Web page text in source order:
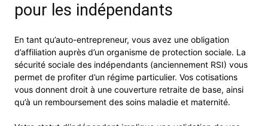
pour les indépendants
En tant qu’auto-entrepreneur, vous avez une obligation
d’affiliation auprès d’un organisme de protection sociale. La
sécurité sociale des indépendants (anciennement RSI) vous
permet de profiter d’un régime particulier. Vos cotisations
vous donnent droit à une couverture retraite de base, ainsi
qu’à un remboursement des soins maladie et maternité.